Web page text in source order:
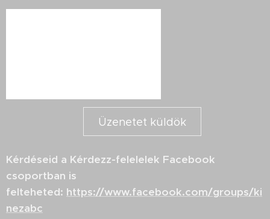
Üzenetet küldök
Kérdéseid a Kérdezz-felelelek Facebook
csoportban is
felteheted: https://www.facebook.com/groups/ki
nezabc